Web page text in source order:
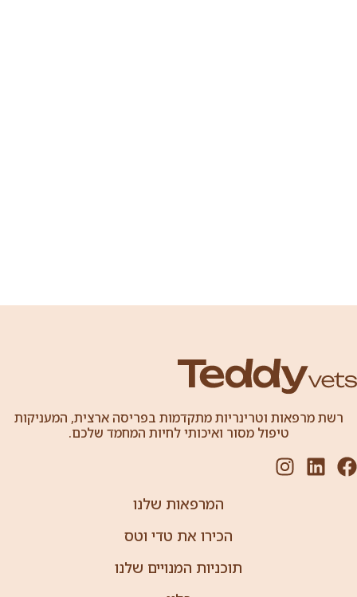
רשת מרפאות וטרינריות מתקדמות בפריסה ארצית, המעניקות
טיפול מסור ואיכותי לחיות המחמד שלכם.
המרפאות שלנו
הכירו את טדי וטס
תוכניות המנויים שלנו